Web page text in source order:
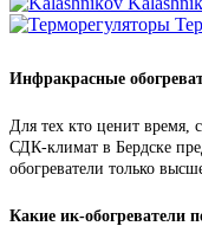
Инфракрасные
Для тех кто ценит время,
СДК-климат в Бердске
обогреватели только
Какие ик-обогреватели